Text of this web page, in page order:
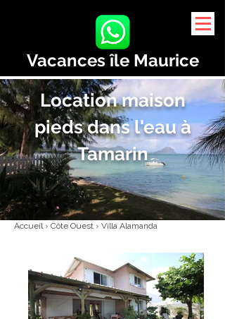
Vacances île Maurice
Location maison
pieds dans l'eau à
Tamarin
Accueil › Côte Ouest › Villa Alamanda